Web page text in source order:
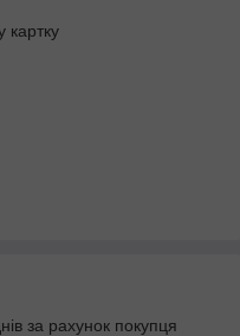
картку
за рахунок покупця